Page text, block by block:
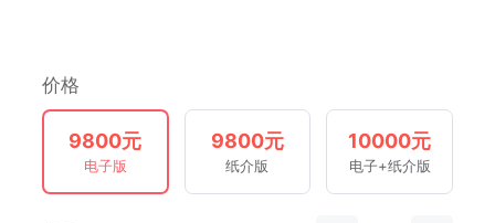
价格
9800元
电子版
9800元
纸介版
10000元
电子+纸介版